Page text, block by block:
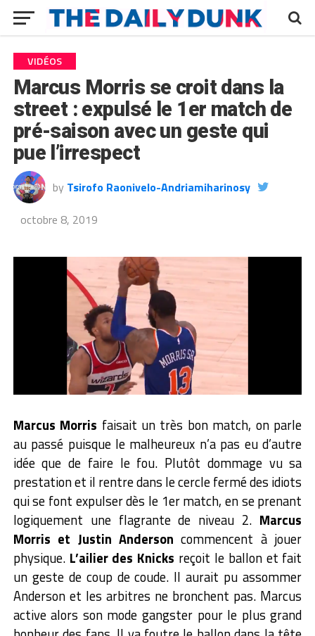
VIDÉOS
Marcus Morris se croit dans la
street : expulsé le 1er match de
pré-saison avec un geste qui
pue l’irrespect
by Tsirofo Raonivelo-Andriamiharinosy
octobre 8, 2019
Marcus Morris faisait un très bon match, on parle
au passé puisque le malheureux n’a pas eu d’autre
idée que de faire le fou. Plutôt dommage vu sa
prestation et il rentre dans le cercle fermé des idiots
qui se font expulser dès le 1er match, en se prenant
logiquement une flagrante de niveau 2. Marcus
Morris et Justin Anderson commencent à jouer
physique. L’ailier des Knicks reçoit le ballon et fait
un geste de coup de coude. Il aurait pu assommer
Anderson et les arbitres ne bronchent pas. Marcus
active alors son mode gangster pour le plus grand